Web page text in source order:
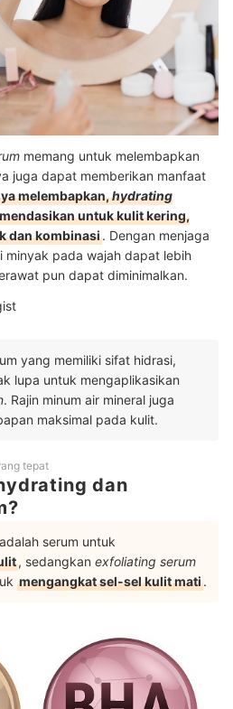
memang untuk melembapkan
juga dapat memberikan manfaat
melembapkan,hydrating
untuk kulit kering,
dan kombinasi. Dengan menjaga
minyak pada wajah dapat lebih
pun dapat diminimalkan.
yang memiliki sifat hidrasi,
lupa untuk mengaplikasikan
. Rajin minum air mineral juga
maksimal pada kulit.
tepat
dan
adalah serum untuk
, sedangkan exfoliating serum
mengangkat sel-sel kulit mati.